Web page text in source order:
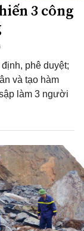
3 công
phê duyệt;
và tạo hàm
làm 3 người